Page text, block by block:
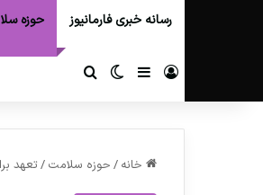
رسانه خبری فارمانیوز حوزه
ورود سایدبارتغییر پوسته
خانه / حوزه سلامت /تعهد